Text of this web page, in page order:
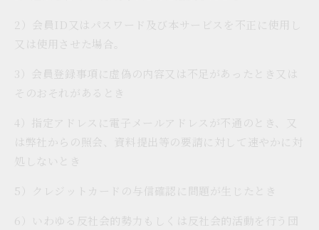
2）会員ID又はパスワード及び本サービスを不正に使用し
又は使用させた場合。
3）会員登録事項に虚偽の内容又は不足があったとき又は
そのおそれがあるとき
4）指定アドレスに電子メールアドレスが不通のとき、又
は弊社からの照会、資料提出等の要請に対して速やかに対
処しないとき
5）クレジットカードの与信確認に問題が生じたとき
6）いわゆる反社会的勢力もしくは反社会的活動を行う団